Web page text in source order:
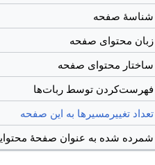
شناسهٔ صفحه
زبان محتوای صفحه
ساختار محتوای صفحه
‌فهرست‌کردن توسط ربات‌ها
تعداد تغییرمسیرها به این صفحه
شمرده شده به عنوان صفحهٔ